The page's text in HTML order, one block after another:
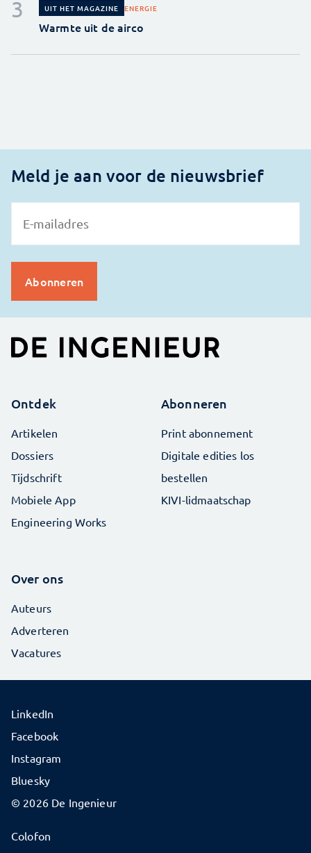
UIT HET MAGAZINE ENERGIE
Warmte uit de airco
Meld je aan voor de nieuwsbrief
Ontdek
Artikelen
Dossiers
Tijdschrift
Mobiele App
Engineering Works
Abonneren
Print abonnement
Digitale edities los
bestellen
KIVI-lidmaatschap
Over ons
Auteurs
Adverteren
Vacatures
© 2026 De Ingenieur
Colofon
LinkedIn
Facebook
Instagram
Bluesky